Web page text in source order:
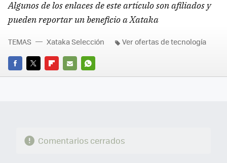
Algunos de los enlaces de este artículo son afiliados y
pueden reportar un beneficio a Xataka
FACEBOOK
TWITTERFLIPBOARD
E-
WHATSAPP
TEMAS Xataka Selección Ver ofertas de tecnología
Comentarios cerrados